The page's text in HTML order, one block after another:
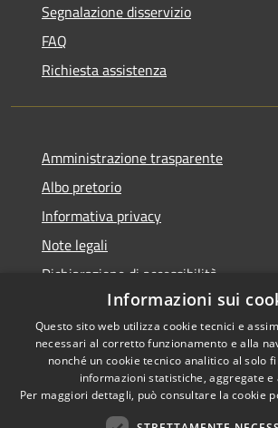
Segnalazione disservizio
FAQ
Richiesta assistenza
Amministrazione trasparente
Albo pretorio
Informativa privacy
Note legali
Dichiarazione di accessibilità
Accessibilità
Privacy
Informazioni sui
Questo sito web utilizza cookie tecnici e
necessari al corretto funzionamento e alla
nonché un cookie tecnico analitico al solo
informazioni statistiche, aggregate e
Per maggiori dettagli, può consultare la cookie